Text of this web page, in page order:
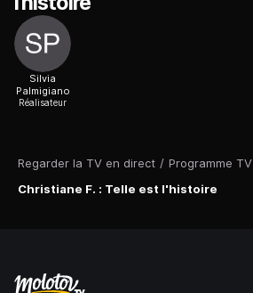
Regarder la TV en direct / Programme TV
Christiane F. : Telle est l'histoire
Silvia
Palmigiano
Réalisateur